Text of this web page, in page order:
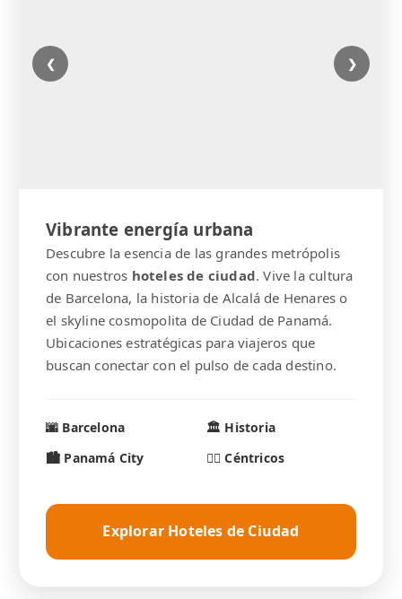
❮ ❯
Vibrante energía urbana
Descubre la esencia de las grandes metrópolis
con nuestros hoteles de ciudad. Vive la cultura
de Barcelona, la historia de Alcalá de Henares o
el skyline cosmopolita de Ciudad de Panamá.
Ubicaciones estratégicas para viajeros que
buscan conectar con el pulso de cada destino.
🌆 Barcelona
🏛️ Historia
🏙️ Panamá City
🚶‍♂️ Céntricos
Explorar Hoteles de Ciudad